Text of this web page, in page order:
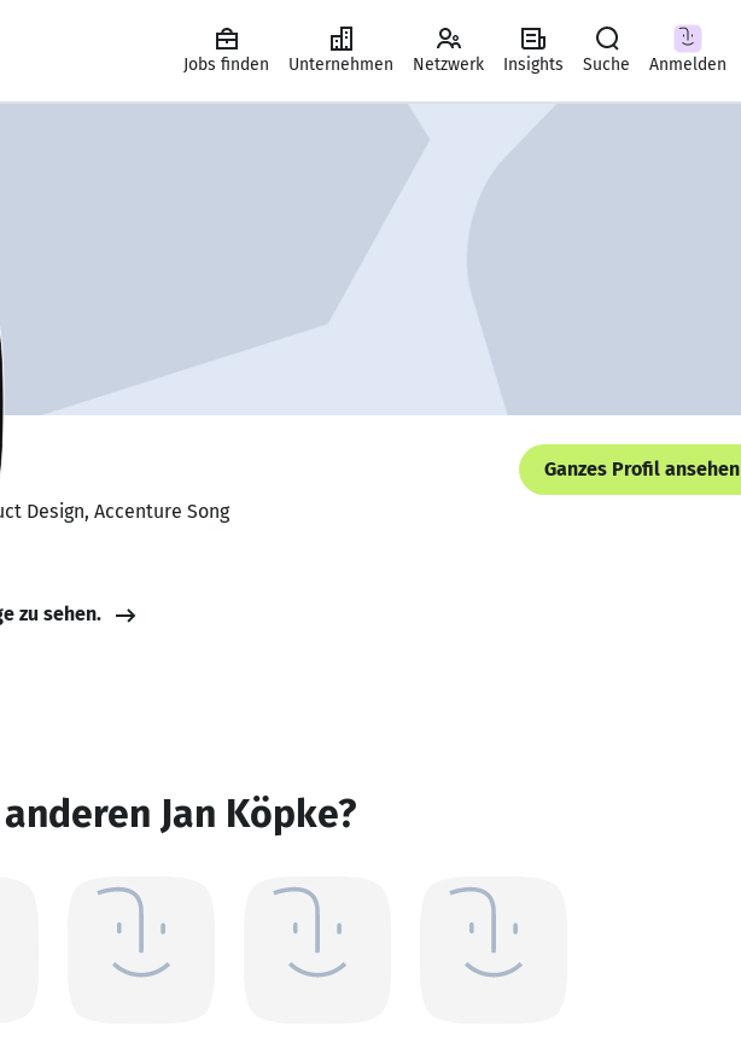
Jobs finden Unternehmen Netzwerk Insights Suche Anmelden
Ganzes Profil ansehen
Design, Accenture Song
zu sehen.
Jan Köpke?